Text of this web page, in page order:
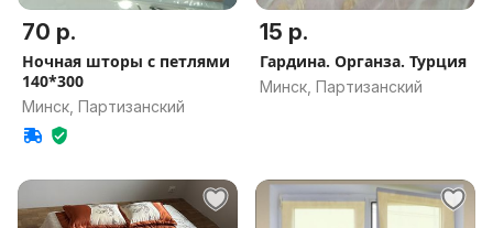
70 р.
Ночная шторы с петлями
140*300
Минск, Партизанский
15 р.
Гардина. Органза. Турция
Минск, Партизанский